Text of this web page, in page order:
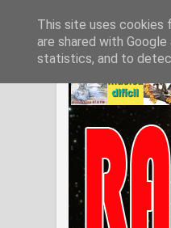
This site uses cookies
are shared with
statistics, and to